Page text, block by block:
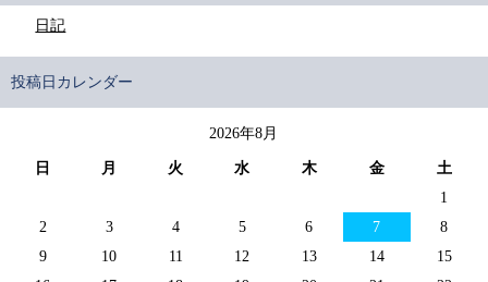
日記
投稿日カレンダー
2026年8月
日 月 火 水 木 金
土
1
2
3 4 5 6 7
8
9
10 11 12 13 14
15